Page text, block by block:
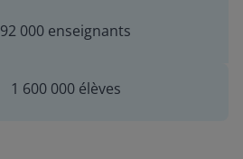
92 000 enseignants
1 600 000 élèves